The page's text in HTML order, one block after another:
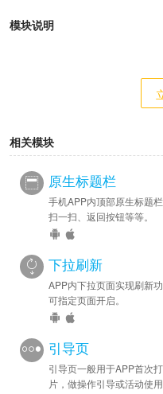
模块说明
相关模块
原生标题栏
手机APP内顶部原生标题
扫一扫、返回按钮等等。
下拉刷新
APP内下拉页面实现刷新
可指定页面开启。
引导页
引导页一般用于APP首次
片，做操作引导或活动使用